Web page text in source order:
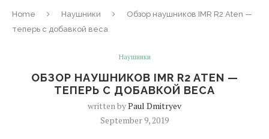
Home Наушники
Обзор наушников IMR R2 Aten —
теперь с добавкой веса
Наушники
ОБЗОР НАУШНИКОВ IMR R2 ATEN —
ТЕПЕРЬ С ДОБАВКОЙ ВЕСА
written byPaul Dmitryev
September 9, 2019